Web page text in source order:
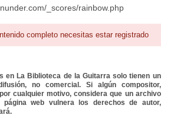
Reproductor
_scores/rainbow.php
completo necesitas estar registrado
en La Biblioteca de la Guitarra solo tienen un
no comercial. Si algún compositor,
cualquier motivo, considera que un archivo
web vulnera los derechos de autor,